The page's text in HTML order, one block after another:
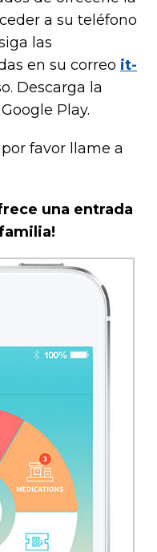
a su teléfono
las
en su correo it-
Descarga la
Play.
favor llame a
una entrada